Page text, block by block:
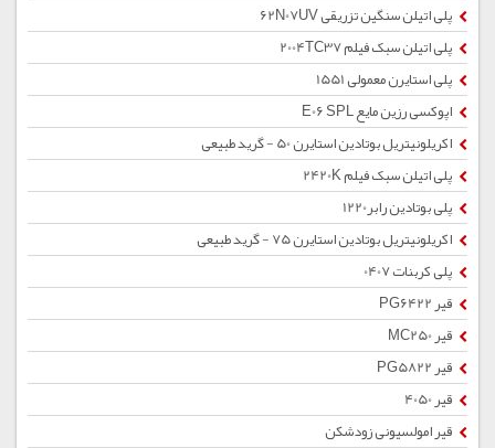
پلی اتیلن سنگین تزریقی 62N07UV
پلی اتیلن سبک فیلم 2004TC37
پلی استایرن معمولی 1551
اپوکسی رزین مایع E06 SPL
اکریلونیتریل بوتادین استایرن 50 - گرید طبیعی
پلی اتیلن سبک فیلم 2420K
پلی بوتادین رابر1220
اکریلونیتریل بوتادین استایرن 75 - گرید طبیعی
پلی کربنات 0407
قیر PG6422
قیر MC250
قیر PG5822
قیر 4050
قیر امولسیونی زودشکن